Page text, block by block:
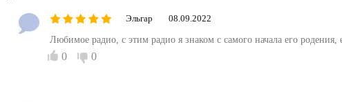
Эльгар 08.09.2022
Любимое радио, с этим радио я знаком с самого начала его
0 0